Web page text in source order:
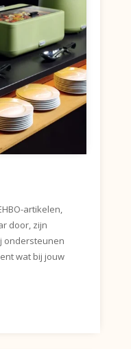
artikelen,
door, zijn
ondersteunen
wat bij jouw